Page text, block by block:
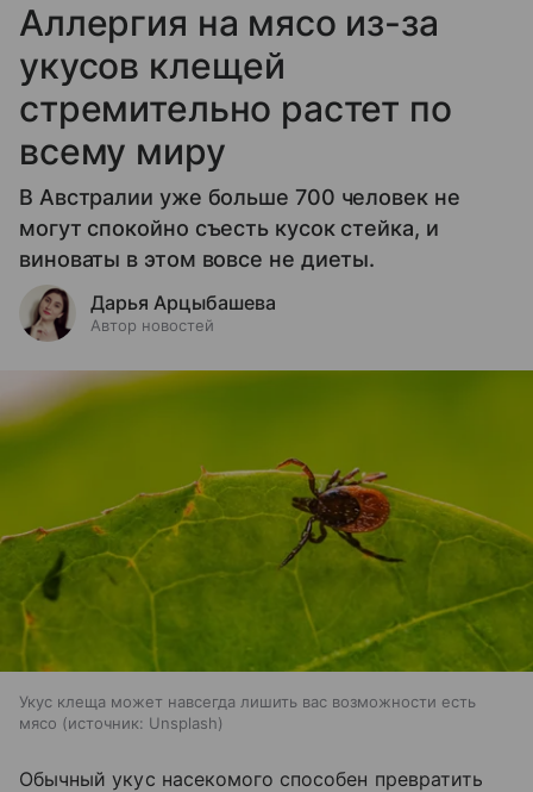
Аллергия на мясо из-за
укусов клещей
стремительно растет по
всему миру
В Австралии уже больше 700 человек не
могут спокойно съесть кусок стейка, и
виноваты в этом вовсе не диеты.
Дарья Арцыбашева
Автор новостей
Укус клеща может навсегда лишить вас возможности есть
мясо
источник: Unsplash
Обычный укус насекомого способен превратить